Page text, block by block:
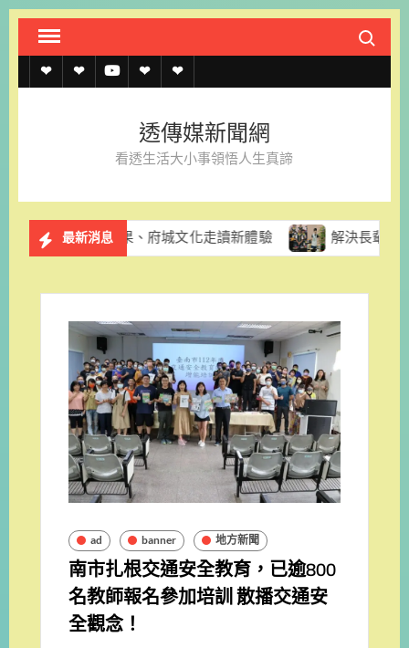
Skip
content
Search
透
約
透
上
記
單
透 聯
我
官
LINE
透傳媒新聞網
看透生活大小事領悟人生真諦
最新消息
採果、府城文化走讀新體驗 解決長輩換照資訊亂象 台
ad banner 地方新聞
南市扎根交通安全教育，已逾800
名教師報名參加培訓 散播交通安
全觀念！